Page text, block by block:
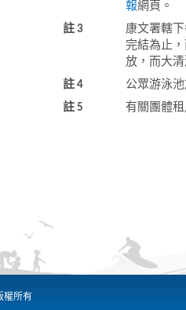
報網頁。
註 3
康文署轄
完結為止
放，而大
註 4
公眾游泳
註 5
有關團體
權所有